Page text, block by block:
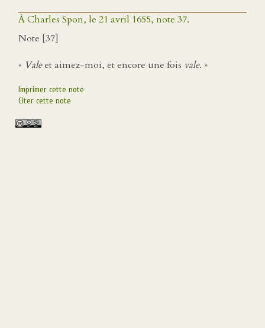
À Charles Spon, le 21 avril 1655, note 37.
Note [37]
« Valeet aimez-moi, et encore une fois vale. »
Imprimer cette note
Citer cette note